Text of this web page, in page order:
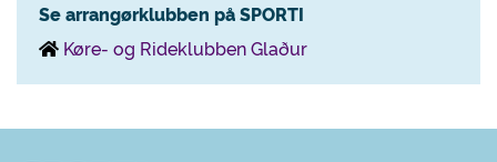
Se arrangørklubben på SPORTI
Køre- og Rideklubben Glaður